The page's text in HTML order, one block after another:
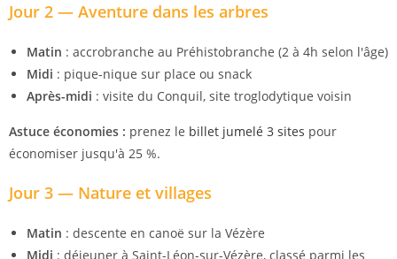
Jour 2 — Aventure dans les arbres
Matin : accrobranche au Préhistobranche (2 à 4h selon l'âge)
Midi : pique-nique sur place ou snack
Après-midi : visite du Conquil, site troglodytique voisin
Astuce économies : prenez le billet jumelé 3 sites pour
économiser jusqu'à 25 %.
Jour 3 — Nature et villages
Matin : descente en canoë sur la Vézère
Midi : déjeuner à Saint-Léon-sur-Vézère, classé parmi les